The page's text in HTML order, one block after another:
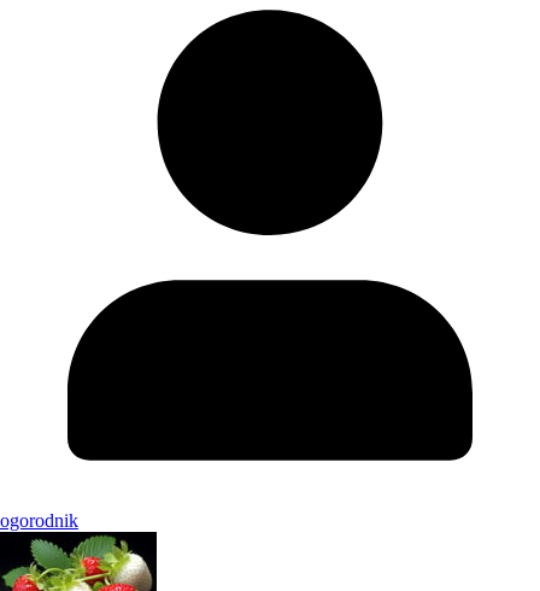
ogorodnik